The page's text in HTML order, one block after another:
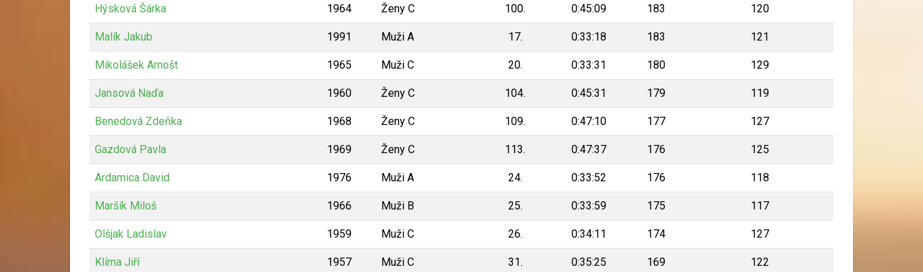
Hýsková Šárka 1964 Ženy C 100. 0:45:09 183 120
Malík Jakub 1991 Muži A 17. 0:33:18 183 121
Mikolášek Arnošt 1965 Muži C 20. 0:33:31 180 129
Jansová Naďa 1960 Ženy C 104. 0:45:31 179 119
Benedová Zdeňka 1968 Ženy C 109. 0:47:10 177 127
Gazdová Pavla 1969 Ženy C 113. 0:47:37 176 125
Ardamica David 1976 Muži A 24. 0:33:52 176 118
Maršík Miloš 1966 Muži B 25. 0:33:59 175 117
Olšjak Ladislav 1959 Muži C 26. 0:34:11 174 127
Klíma Jiří 1957 Muži C 31. 0:35:25 169 122